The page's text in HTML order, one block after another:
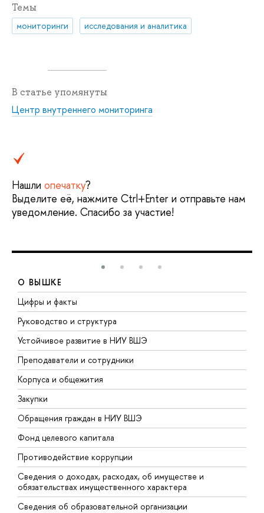
Темы
мониторинги исследования и аналитика
В статье упомянуты
Центр внутреннего мониторинга
Нашли опечатку?
Выделите её, нажмите Ctrl+Enter и отправьте нам
уведомление. Спасибо за участие!
О ВЫШКЕ
Цифры и факты
Руководство и структура
Устойчивое развитие в НИУ ВШЭ
Преподаватели и сотрудники
Корпуса и общежития
Закупки
Обращения граждан в НИУ ВШЭ
Фонд целевого капитала
Противодействие коррупции
Сведения о доходах, расходах, об имуществе и
обязательствах имущественного характера
Сведения об образовательной организации